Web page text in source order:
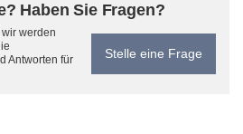
Haben Sie Fragen?
werden
Antworten für
Stelle eine Frage